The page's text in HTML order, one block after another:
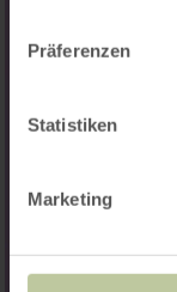
Präferenzen
Statistiken
Marketing